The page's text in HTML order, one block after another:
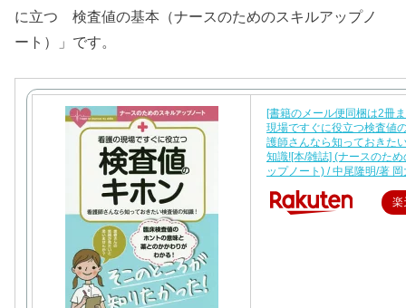
に立つ 検査値の基本（ナースのためのスキルアップノ
ート）」です。
[書籍のメール便同梱は2冊
現場ですぐに役立つ検査値
護師さんなら知っておきた
知識![本/雑誌] (ナースのた
ップノート) / 中尾隆明/著
楽